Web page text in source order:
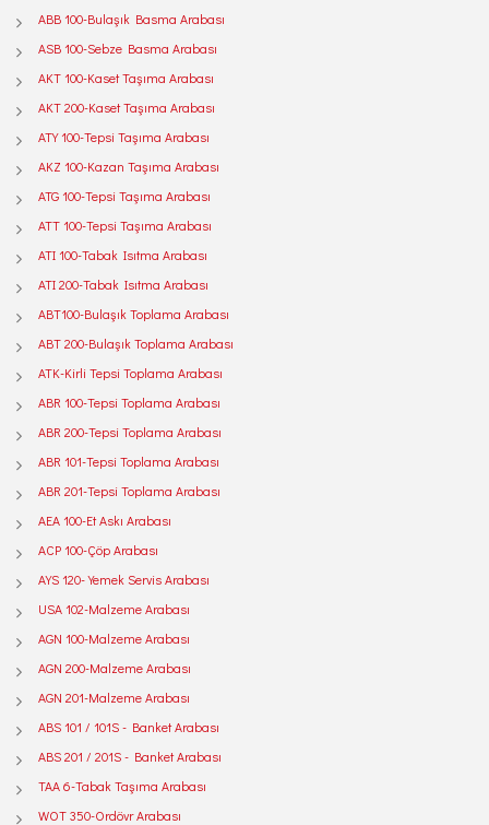
ABB 100-Bulaşık Basma Arabası
ASB 100-Sebze Basma Arabası
AKT 100-Kaset Taşıma Arabası
AKT 200-Kaset Taşıma Arabası
ATY 100-Tepsi Taşıma Arabası
AKZ 100-Kazan Taşıma Arabası
ATG 100-Tepsi Taşıma Arabası
ATT 100-Tepsi Taşıma Arabası
ATI 100-Tabak Isıtma Arabası
ATI 200-Tabak Isıtma Arabası
ABT100-Bulaşık Toplama Arabası
ABT 200-Bulaşık Toplama Arabası
ATK-Kirli Tepsi Toplama Arabası
ABR 100-Tepsi Toplama Arabası
ABR 200-Tepsi Toplama Arabası
ABR 101-Tepsi Toplama Arabası
ABR 201-Tepsi Toplama Arabası
AEA 100-Et Askı Arabası
ACP 100-Çöp Arabası
AYS 120-Yemek Servis Arabası
USA 102-Malzeme Arabası
AGN 100-Malzeme Arabası
AGN 200-Malzeme Arabası
AGN 201-Malzeme Arabası
ABS 101 / 101S - Banket Arabası
ABS 201 / 201S - Banket Arabası
TAA 6-Tabak Taşıma Arabası
WOT 350-Ordövr Arabası